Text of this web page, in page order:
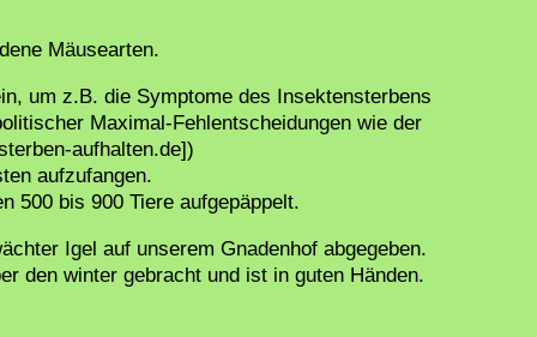
Mäusearten.
um z.B. die Symptome des Insektensterbens
Maximal-Fehlentscheidungen wie der
aufhalten.de])
aufzufangen.
500 bis 900 Tiere aufgepäppelt.
Igel auf unserem Gnadenhof abgegeben.
den winter gebracht und ist in guten Händen.